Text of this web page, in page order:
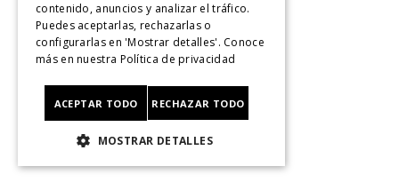
Centro De Ayuda
¿Dónde Viene Mi Compra?
Sigue tu compra
CyberMonday
contenido, anuncios y analizar el tráfico.
Puedes aceptarlas, rechazarlas o
configurarlas en 'Mostrar detalles'. Conoce
más en nuestra Política de privacidad
ACEPTAR TODO RECHAZAR TODO
MOSTRAR DETALLES